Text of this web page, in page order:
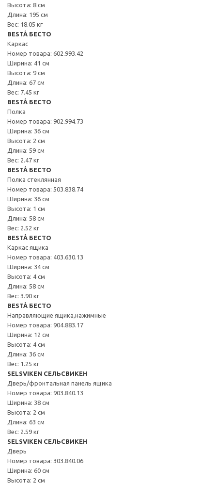
Высота: 8 см
Длина: 195 см
Вес: 18.05 кг
BESTÅ БЕСТО
Каркас
Номер товара: 602.993.42
Ширина: 41 см
Высота: 9 см
Длина: 67 см
Вес: 7.45 кг
BESTÅ БЕСТО
Полка
Номер товара: 902.994.73
Ширина: 36 см
Высота: 2 см
Длина: 59 см
Вес: 2.47 кг
BESTÅ БЕСТО
Полка стеклянная
Номер товара: 503.838.74
Ширина: 36 см
Высота: 1 см
Длина: 58 см
Вес: 2.52 кг
BESTÅ БЕСТО
Каркас ящика
Номер товара: 403.630.13
Ширина: 34 см
Высота: 4 см
Длина: 58 см
Вес: 3.90 кг
BESTÅ БЕСТО
Направляющие ящика,нажимные
Номер товара: 904.883.17
Ширина: 12 см
Высота: 4 см
Длина: 36 см
Вес: 1.25 кг
SELSVIKEN СЕЛЬСВИКЕН
Дверь/фронтальная панель ящика
Номер товара: 903.840.13
Ширина: 38 см
Высота: 2 см
Длина: 63 см
Вес: 2.59 кг
SELSVIKEN СЕЛЬСВИКЕН
Дверь
Номер товара: 303.840.06
Ширина: 60 см
Высота: 2 см